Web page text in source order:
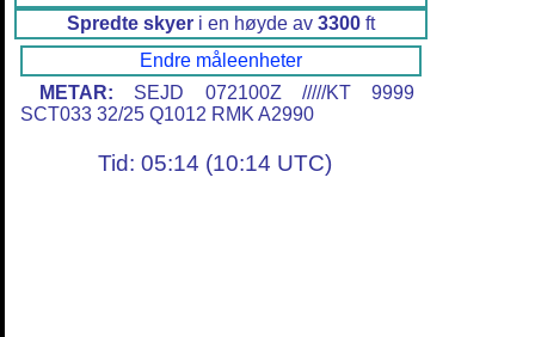
Spredte skyer i en høyde av 3300 ft
Endre måleenheter
METAR: SEJD 072100Z /////KT 9999
SCT033 32/25 Q1012 RMK A2990
Tid: 05:14 (10:14 UTC)